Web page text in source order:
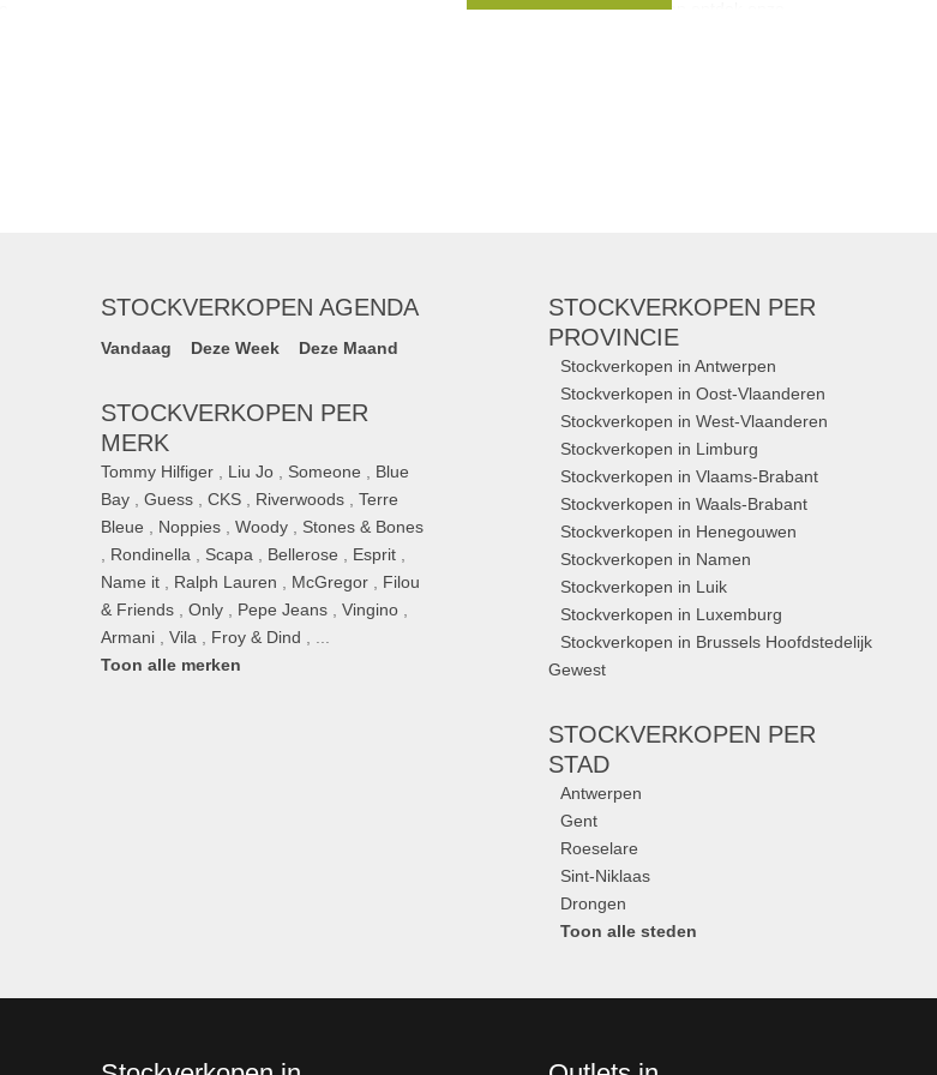
koopjesjagers. Kom langs en ontdek onze
STOCKVERKOPEN AGENDA
Vandaag Deze Week Deze Maand
STOCKVERKOPEN PER
MERK
Tommy Hilfiger Liu Jo Someone
Blue
Bay ,Guess ,CKS Riverwoods ,Terre
Bleue
Noppies ,Woody
Stones & Bones
Rondinella Scapa Bellerose Esprit
Name it
Ralph Lauren McGregor
Filou
& Friends ,Only Pepe Jeans ,Vingino
Armani ,Vila Froy & Dind
Toon alle merken
STOCKVERKOPEN PER
PROVINCIE
Stockverkopen in Antwerpen
Stockverkopen in Oost-Vlaanderen
Stockverkopen in West-Vlaanderen
Stockverkopen in Limburg
Stockverkopen in Vlaams-Brabant
Stockverkopen in Waals-Brabant
Stockverkopen in Henegouwen
Stockverkopen in Namen
Stockverkopen in Luik
Stockverkopen in Luxemburg
Stockverkopen in Brussels Hoofdstedelijk
Gewest
STOCKVERKOPEN PER
STAD
Antwerpen
Gent
Roeselare
Sint-Niklaas
Drongen
Toon alle steden